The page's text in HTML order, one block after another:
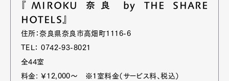
『MIROKU 奈良 by THE SHARE
HOTELS』
住所：奈良県奈良市高畑町1116-6
TEL： 0742-93-8021
全44室
料金: ￥12,000〜 ※1室料金（サービス料、税込）